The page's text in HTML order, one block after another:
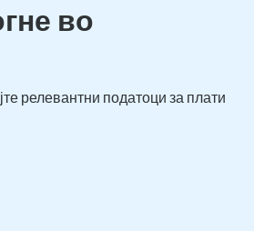
во
релевантни податоци за плати